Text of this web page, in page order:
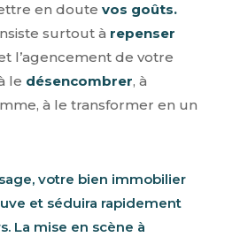
en doute vos goûts.
surtout à repenser
l’agencement de votre
le désencombrer, à
à le transformer en un
votre bien immobilier
et séduira rapidement
La mise en scène à